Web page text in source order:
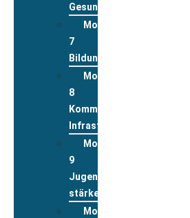
Gesundheit
Modul
7
Bildung
Modul
8
Kommunale
Infrastrukturen
Modul
9
Jugend
stärken
Modul